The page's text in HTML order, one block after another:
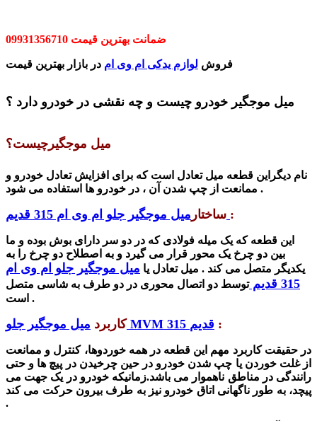
ضمانت بهترین قیمت 09931356710
فروش لوازم یدکی ام وی ام در بازار بهترین قیمت
میل موجگیر خودرو چیست و چه نقشی در خودرو دارد ؟
میل موجگیرچیست؟
نام دیگراین قطعه میل تعادل است که برای افزایش تعادل خودرو و
ممانعت از چپ شدن آن ، در خودرو ها استفاده می شود .
ساختار :
این قطعه که یک میله فولادی که در دو سر دارای بوش بوده و ما
بین دو چرخ یک محور قرار می گیرد و به اصطلاح دو چرخ را به
یکدیگر متصل می کند . میل تعادل یا میل موجگیر جلو ام وی ام
315 قدیم
توسط دو اتصال محوری در دو طرف به شاسی متصل
است .
کاربرد میل موجگیر جلو MVM 315 قدیم :
در حقیقت کاربرد مهم این قطعه در همه خوردوها، کنترل و ممانعت
از غلت خوردن یا چپ شدن خودرو در حین چرخیدن در پیچ ها و حتی
رانندگی در مناطق ناهموار می باشد.زمانیکه خودرو در یک جهت می
پیچد، به طور ناگهانی اتاق خودرو نیز به طرف بیرون حرکت می کند
.